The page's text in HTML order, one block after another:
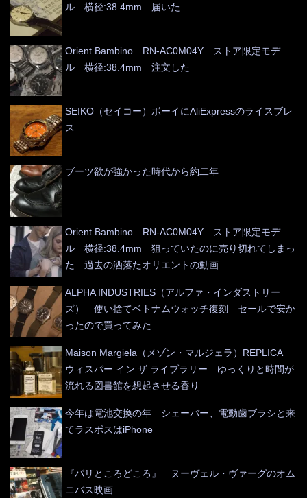
ル 横径:38.4mm 届いた
Orient Bambino RN-AC0M04Y ストア限定モデ
ル 横径:38.4mm 注文した
SEIKO（セイコー）ボーイにAliExpressのライスブレ
ス
ブーツ欲が強かった時代から約二年
Orient Bambino RN-AC0M04Y ストア限定モデ
ル 横径:38.4mm 狙っていたのに売り切れてしまっ
た 過去の洒落たオリエントの動画
ALPHA INDUSTRIES（アルファ・インダストリー
ズ） 使い捨てベトナムウォッチ復刻 セールで安か
ったので買ってみた
Maison Margiela（メゾン・マルジェラ）REPLICA
ウィスパー イン ザ ライブラリー ゆっくりと時間が
流れる図書館を想起させる香り
今年は電池交換の年 シェーバー、電動歯ブラシと来
てラスボスはiPhone
『パリところどころ』 ヌーヴェル・ヴァーグのオム
ニバス映画